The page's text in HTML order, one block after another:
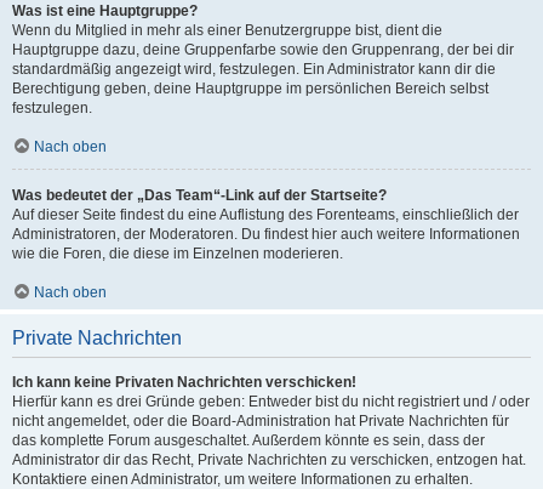
Was ist eine Hauptgruppe?
Wenn du Mitglied in mehr als einer Benutzergruppe bist, dient die
Hauptgruppe dazu, deine Gruppenfarbe sowie den Gruppenrang, der bei dir
standardmäßig angezeigt wird, festzulegen. Ein Administrator kann dir die
Berechtigung geben, deine Hauptgruppe im persönlichen Bereich selbst
festzulegen.
Nach oben
Was bedeutet der „Das Team“-Link auf der Startseite?
Auf dieser Seite findest du eine Auflistung des Forenteams, einschließlich der
Administratoren, der Moderatoren. Du findest hier auch weitere Informationen
wie die Foren, die diese im Einzelnen moderieren.
Nach oben
Private Nachrichten
Ich kann keine Privaten Nachrichten verschicken!
Hierfür kann es drei Gründe geben: Entweder bist du nicht registriert und / oder
nicht angemeldet, oder die Board-Administration hat Private Nachrichten für
das komplette Forum ausgeschaltet. Außerdem könnte es sein, dass der
Administrator dir das Recht, Private Nachrichten zu verschicken, entzogen hat.
Kontaktiere einen Administrator, um weitere Informationen zu erhalten.